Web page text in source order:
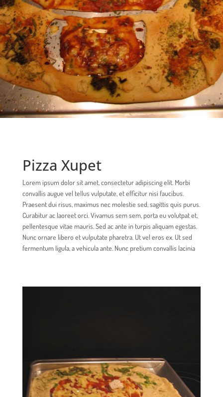
Pizza Xupet
Lorem ipsum dolor sit amet, consectetur adipiscing elit. Morbi
convallis augue vel tellus vulputate, et efficitur nisi faucibus.
Praesent dui risus, maximus nec molestie sed, sagittis quis purus.
Curabitur ac laoreet orci. Vivamus sem sem, porta eu volutpat et,
pellentesque vitae mauris. Sed ac ante in turpis aliquam egestas.
Nunc ornare libero et vulputate pharetra. Ut vel eros ex. Ut sed
fermentum ligula, a vehicula ante. Nunc pretium convallis lacinia